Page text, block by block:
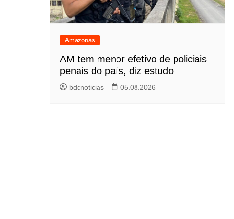
Amazonas
AM tem menor efetivo de policiais
penais do país, diz estudo
bdcnoticias 05.08.2026